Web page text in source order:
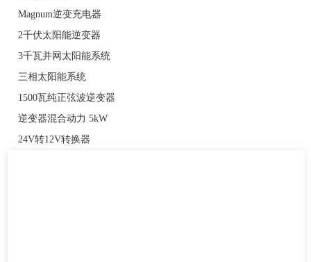
Magnum逆变充电器
2千伏太阳能逆变器
3千瓦并网太阳能系统
三相太阳能系统
1500瓦纯正弦波逆变器
逆变器混合动力 5kW
24V转12V转换器